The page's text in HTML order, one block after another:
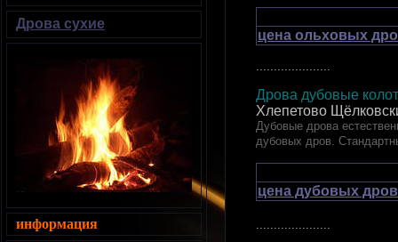
цена ольховых
Дрова дубовые
Хлепетово
Дубовые дрова
дубовых дров.
цена дубовых
Дрова сухие
информация